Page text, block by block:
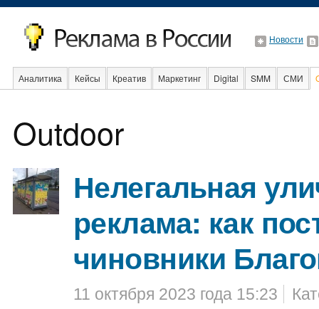
Новости
Аналитика Кейсы Креатив Маркетинг Digital SMM СМИ
Факты Event
Outdoor
Нелегальная
реклама: как
чиновники
11 октября 2023 года 15:23